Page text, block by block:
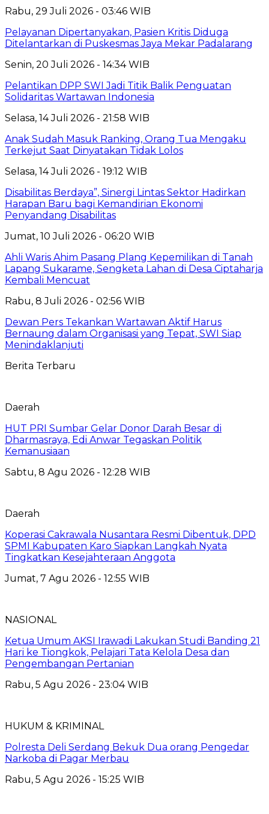
Rabu, 29 Juli 2026 - 03:46 WIB
Pelayanan Dipertanyakan, Pasien Kritis Diduga
Ditelantarkan di Puskesmas Jaya Mekar Padalarang
Senin, 20 Juli 2026 - 14:34 WIB
Pelantikan DPP SWI Jadi Titik Balik Penguatan
Solidaritas Wartawan Indonesia
Selasa, 14 Juli 2026 - 21:58 WIB
Anak Sudah Masuk Ranking, Orang Tua Mengaku
Terkejut Saat Dinyatakan Tidak Lolos
Selasa, 14 Juli 2026 - 19:12 WIB
Disabilitas Berdaya”, Sinergi Lintas Sektor Hadirkan
Harapan Baru bagi Kemandirian Ekonomi
Penyandang Disabilitas
Jumat, 10 Juli 2026 - 06:20 WIB
Ahli Waris Ahim Pasang Plang Kepemilikan di Tanah
Lapang Sukarame, Sengketa Lahan di Desa Ciptaharja
Kembali Mencuat
Rabu, 8 Juli 2026 - 02:56 WIB
Dewan Pers Tekankan Wartawan Aktif Harus
Bernaung dalam Organisasi yang Tepat, SWI Siap
Menindaklanjuti
Berita Terbaru
Daerah
HUT PRI Sumbar Gelar Donor Darah Besar di
Dharmasraya, Edi Anwar Tegaskan Politik
Kemanusiaan
Sabtu, 8 Agu 2026 - 12:28 WIB
Daerah
Koperasi Cakrawala Nusantara Resmi Dibentuk, DPD
SPMI Kabupaten Karo Siapkan Langkah Nyata
Tingkatkan Kesejahteraan Anggota
Jumat, 7 Agu 2026 - 12:55 WIB
NASIONAL
Ketua Umum AKSI Irawadi Lakukan Studi Banding 21
Hari ke Tiongkok, Pelajari Tata Kelola Desa dan
Pengembangan Pertanian
Rabu, 5 Agu 2026 - 23:04 WIB
HUKUM & KRIMINAL
Polresta Deli Serdang Bekuk Dua orang Pengedar
Narkoba di Pagar Merbau
Rabu, 5 Agu 2026 - 15:25 WIB